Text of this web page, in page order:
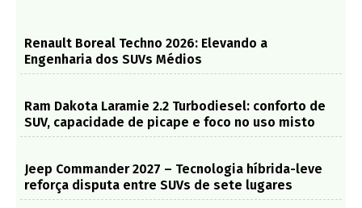
Renault Boreal Techno 2026: Elevando a
Engenharia dos SUVs Médios
Ram Dakota Laramie 2.2 Turbodiesel: conforto de
SUV, capacidade de picape e foco no uso misto
Jeep Commander 2027 – Tecnologia híbrida-leve
reforça disputa entre SUVs de sete lugares